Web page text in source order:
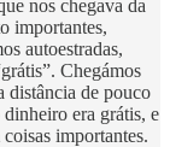
nos chegava da
importantes,
autoestradas,
Chegámos
distância de pouco
era grátis, e
importantes.